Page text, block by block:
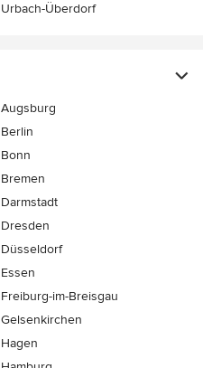
Urbach-Überdorf
Augsburg
Berlin
Bonn
Bremen
Darmstadt
Dresden
Düsseldorf
Essen
Freiburg-im-Breisgau
Gelsenkirchen
Hagen